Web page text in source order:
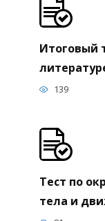
Итоговый
139
Тест по
тела и